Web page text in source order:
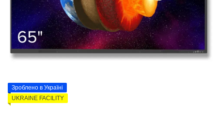
Зроблено в Україні
UKRAINE FACILITY